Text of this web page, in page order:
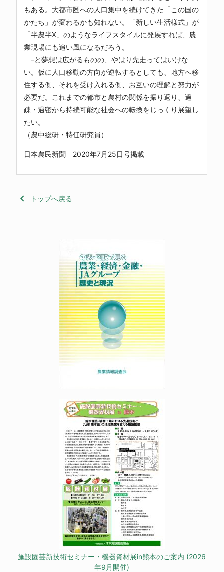
もある。大都市圏への人口集中を続けてきた「この国の
かたち」が変わるかも知れない。「新しい生活様式」が
「半農半X」のようなライフスタイルに発展すれば、農
業現場にも追い風になるだろう。
–と夢想は広がるものの、やはり先走ってはいけな
い。仮に人口移動の方向が逆転するとしても、地方へ移
住する側、それを受け入れる側、お互いの理解と努力が
必要だ。これまでの都市と農村の関係を振り返り、過
疎・過密から持続可能な社会への転換をじっくり展望し
たい。
（農中総研・特任研究員）
日本農民新聞 2020年7月25日号掲載
keyboard_arrow_left トップへ戻る
施設園芸新技術セミナー・機器資材展in熊本のご案内 (2026
年9月開催)